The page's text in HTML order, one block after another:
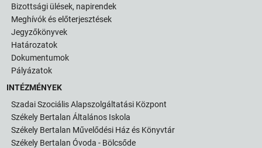
Bizottsági ülések, napirendek
Meghívók és előterjesztések
Jegyzőkönyvek
Határozatok
Dokumentumok
Pályázatok
INTÉZMÉNYEK
Szadai Szociális Alapszolgáltatási Központ
Székely Bertalan Általános Iskola
Székely Bertalan Művelődési Ház és Könyvtár
Székely Bertalan Óvoda - Bölcsőde